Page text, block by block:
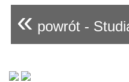
« powrót -